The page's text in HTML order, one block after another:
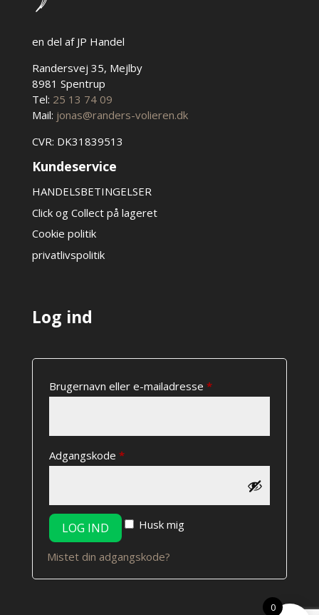
en del af JP Handel
Randersvej 35, Mejlby
8981 Spentrup
Tel: 25 13 74 09
Mail: jonas@randers-volieren.dk
CVR: DK31839513
Kundeservice
HANDELSBETINGELSER
Click og Collect på lageret
Cookie politik
privatlivspolitik
Log ind
Brugernavn eller e-mailadresse *Påkrævet
Adgangskode *Påkrævet
Husk mig
LOG IND
Mistet din adgangskode?
0